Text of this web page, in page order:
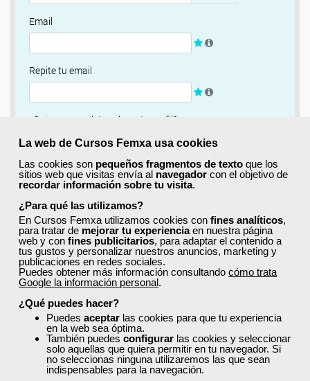
La web de Cursos Femxa usa cookies
Las cookies son pequeños fragmentos de texto que los
sitios web que visitas envía al navegador con el objetivo de
recordar información sobre tu visita.
¿Para qué las utilizamos?
En Cursos Femxa utilizamos cookies con fines analíticos,
para tratar de mejorar tu experienciaen nuestra página
web y con fines publicitarios, para adaptar el contenido a
tus gustos y personalizar nuestros anuncios, marketing y
publicaciones en redes sociales.
Puedes obtener más información consultando cómo trata
Google la información personal.
¿Qué puedes hacer?
Puedes aceptar las cookies para que tu experiencia
en la web sea óptima.
También puedes configurar las cookies y seleccionar
solo aquellas que quiera permitir en tu navegador. Si
no seleccionas ninguna utilizaremos las que sean
indispensables para la navegación.
Email
Repite tu email
¿Quieres completar ahora tu perfil?
Si
No, completaré mi perfil más adelante
Newsletter
Si, quiero recibir información sobre cursos, ofertas
exclusivas y recursos para el aprendizaje.
Términos y condiciones
He leído y acepto la Política de Privacidad
Registrarse
Quiénes Somos: